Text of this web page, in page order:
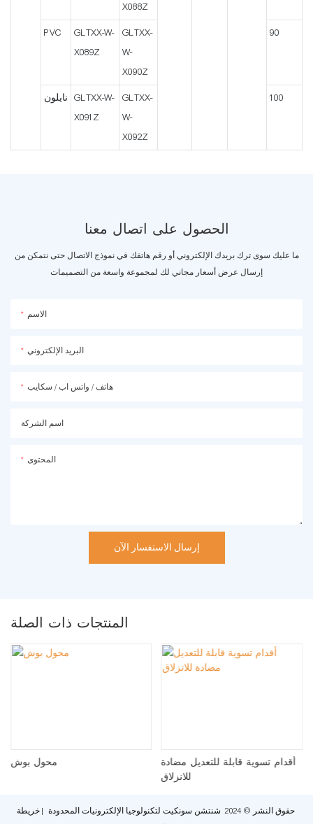
X088Z
PVC
GLTXX-W-
X089Z
GLTXX-
W-
X090Z
90
نايلون
GLTXX-W-
X091Z
GLTXX-
W-
X092Z
100
الحصول على اتصال معنا
ما عليك سوى ترك بريدك الإلكتروني أو رقم هاتفك في نموذج الاتصال حتى نتمكن من
إرسال عرض أسعار مجاني لك لمجموعة واسعة من التصميمات
الاسم
البريد الإلكتروني
هاتف / واتس اب / سكايب
اسم الشركة
المحتوى
إرسال الاستفسار الآن
المنتجات ذات الصلة
محول بوش
أقدام تسوية قابلة للتعديل مضادة
للانزلاق
حقوق النشر © 2024 شنتشن سونكيت لتكنولوجيا الإلكترونيات المحدودة |
خريطة